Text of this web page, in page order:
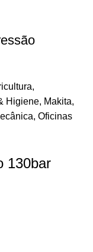
,
Higiene, Makita,
, Oficinas
130bar